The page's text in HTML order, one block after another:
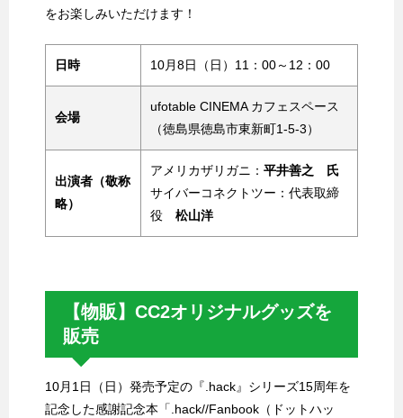
をお楽しみいただけます！
日時 10月8日（日）11：00～12：00
会場
ufotable CINEMA カフェスペース
（徳島県徳島市東新町1-5-3）
出演者（敬称
略）
アメリカザリガニ： 平井善之 氏
サイバーコネクトツー：代表取締
役 松山洋
【物販】CC2オリジナルグッズを
販売
10月1日（日）発売予定の『.hack』シリーズ15周年を
記念した感謝記念本「.hack//Fanbook（ドットハッ